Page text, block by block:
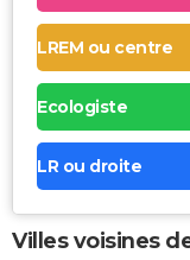
LREM ou centre
Ecologiste
LR ou droite
Villes voisines